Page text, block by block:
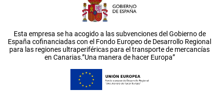
Esta empresa se ha acogido a las subvenciones del Gobierno de
España cofinanciadas con el Fondo Europeo de Desarrollo Regional
para las regiones ultraperiféricas para el transporte de mercancías
en Canarias.”Una manera de hacer Europa”